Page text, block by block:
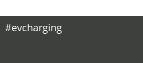
#evcharging